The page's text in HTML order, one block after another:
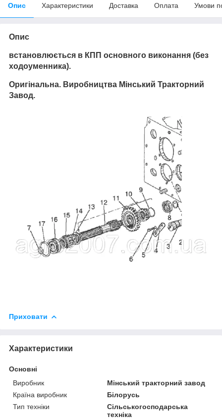
Опис Характеристики Доставка Оплата Умови
Опис
встановлюється в КПП основного виконання (без
ходоуменника).
Оригінальна. Виробництва Мінський Тракторний
Завод.
Приховати
Характеристики
Основні
Виробник
Мінський тракторний завод
Країна виробник
Білорусь
Тип техніки
Сільськогосподарська
техніка